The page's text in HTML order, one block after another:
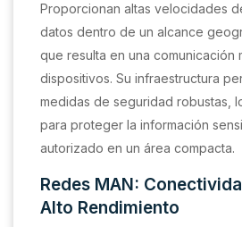
Proporcionan altas velocidades
datos dentro de un alcance
que resulta en una comunicación
dispositivos. Su infraestructura
medidas de seguridad robustas,
para proteger la información
autorizado en un área compacta.
Redes MAN:
Alto Rendimiento